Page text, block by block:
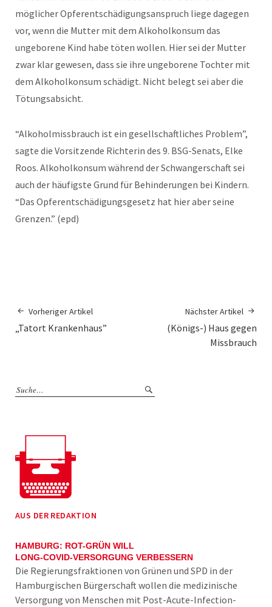
möglicher Opferentschädigungsanspruch liege dagegen
vor, wenn die Mutter mit dem Alkoholkonsum das
ungeborene Kind habe töten wollen. Hier sei der Mutter
zwar klar gewesen, dass sie ihre ungeborene Tochter mit
dem Alkoholkonsum schädigt. Nicht belegt sei aber die
Tötungsabsicht.
“Alkoholmissbrauch ist ein gesellschaftliches Problem”,
sagte die Vorsitzende Richterin des 9. BSG-Senats, Elke
Roos. Alkoholkonsum während der Schwangerschaft sei
auch der häufigste Grund für Behinderungen bei Kindern.
“Das Opferentschädigungsgesetz hat hier aber seine
Grenzen.” (epd)
Vorheriger Artikel
„Tatort Krankenhaus”
Nächster Artikel
(Königs-) Haus gegen
Missbrauch
AUS DER REDAKTION
HAMBURG: ROT-GRÜN WILL
LONG-COVID-VERSORGUNG VERBESSERN
Die Regierungsfraktionen von Grünen und SPD in der
Hamburgischen Bürgerschaft wollen die medizinische
Versorgung von Menschen mit Post-Acute-Infection-